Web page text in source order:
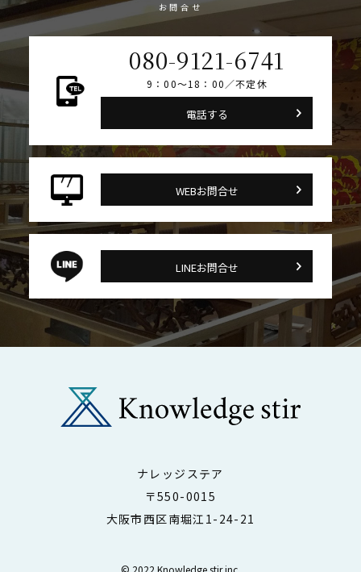
お問合せ
080-9121-6741
9：00～18：00／不定休
電話する
WEBお問合せ
LINEお問合せ
ナレッジステア
〒550-0015
大阪市西区南堀江1-24-21